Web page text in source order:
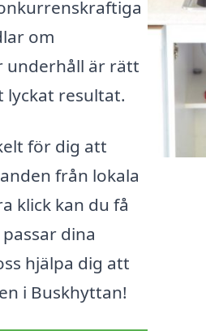
om
underhåll är rätt
lyckat resultat.
för dig att
från lokala
klick kan du få
dina
hjälpa dig att
i Buskhyttan!